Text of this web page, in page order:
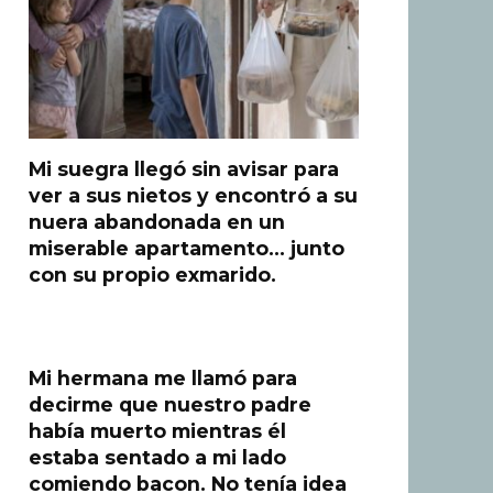
Mi suegra llegó sin avisar para
ver a sus nietos y encontró a su
nuera abandonada en un
miserable apartamento… junto
con su propio exmarido.
Mi hermana me llamó para
decirme que nuestro padre
había muerto mientras él
estaba sentado a mi lado
comiendo bacon. No tenía idea